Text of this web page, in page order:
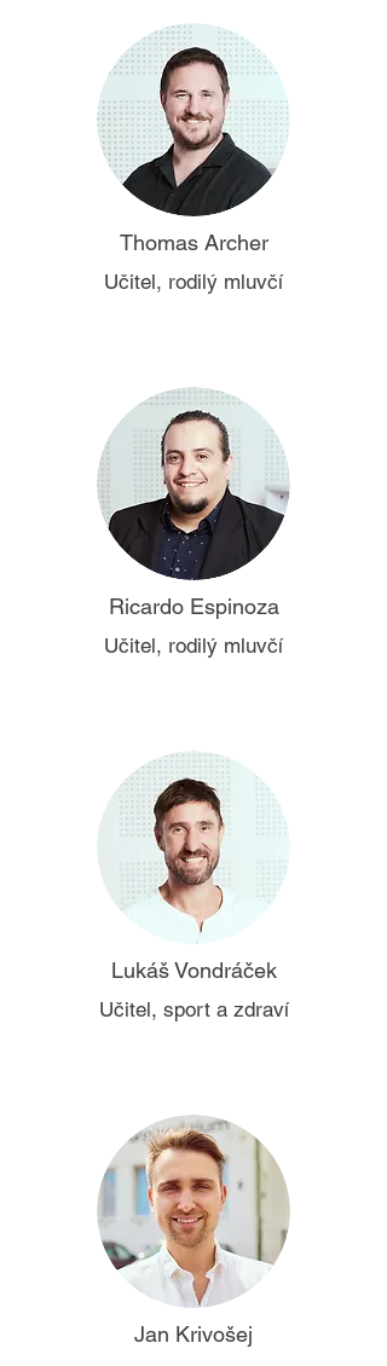
Thomas Archer
Učitel, rodilý mluvčí
Ricardo Espinoza
Učitel, rodilý mluvčí
Lukáš Vondráček
Učitel, sport a zdraví
Jan Krivošej